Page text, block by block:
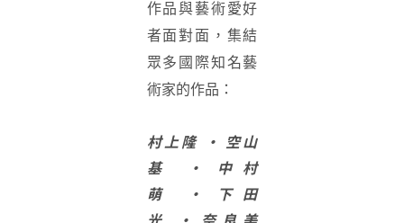
作品與藝術愛好
者面對面，集結
眾多國際知名藝
術家的作品：
村上隆 · 空山
基
· 中村
萌
·
下田